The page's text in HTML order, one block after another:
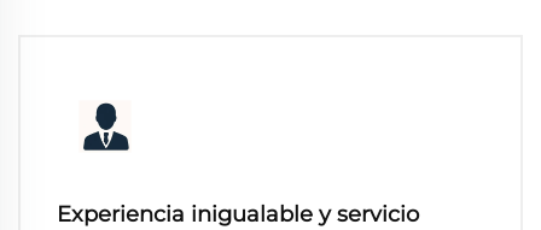
Experiencia inigualable y servicio